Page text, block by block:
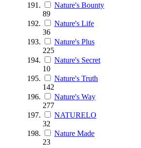
Nature's Bounty
89
Nature's Life
36
Nature's Plus
225
Nature's Secret
10
Nature's Truth
142
Nature's Way
277
NATURELO
32
Nature Made
23